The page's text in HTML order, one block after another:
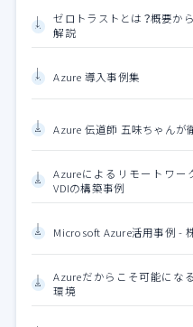
ゼロトラストとは？概要か
解説
Azure 導入事例集
Azure 伝道師 五味ちゃんが徹
Azureによるリモートワー
VDIの構築事例
Microsoft Azure活用事例 -
Azureだからこそ可能にな
環境